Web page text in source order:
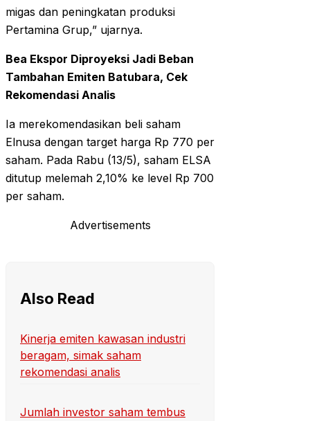
migas dan peningkatan produksi
Pertamina Grup,” ujarnya.
Bea Ekspor Diproyeksi Jadi Beban
Tambahan Emiten Batubara, Cek
Rekomendasi Analis
Ia merekomendasikan beli saham
Elnusa dengan target harga Rp 770 per
saham. Pada Rabu (13/5), saham ELSA
ditutup melemah 2,10% ke level Rp 700
per saham.
Advertisements
Also Read
Kinerja emiten kawasan industri
beragam, simak saham
rekomendasi analis
Jumlah investor saham tembus